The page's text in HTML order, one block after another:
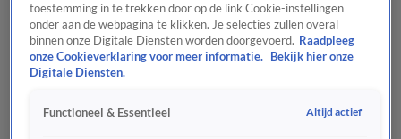
toestemming in te trekken door op de link Cookie-instellingen
onder aan de webpagina te klikken. Je selecties zullen overal
binnen onze Digitale Diensten worden doorgevoerd. Raadpleeg
onze Cookieverklaring voor meer informatie.
Bekijk hier onze
Digitale Diensten.
Functioneel & Essentieel Altijd actief